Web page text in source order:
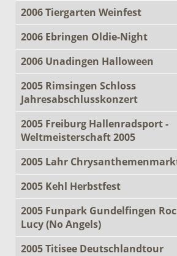
2006 Tiergarten Weinfest
2006 Ebringen Oldie-Night
2006 Unadingen Halloween
2005 Rimsingen Schloss
Jahresabschlusskonzert
2005 Freiburg Hallenradsport -
Weltmeisterschaft 2005
2005 Lahr
2005 Kehl Herbstfest
2005 Funpark Gundelfingen
Lucy (No Angels)
2005 Titisee Deutschlandtour